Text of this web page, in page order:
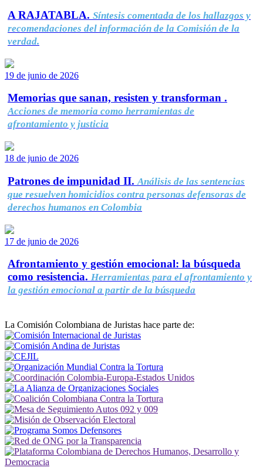
A RAJATABLA. Síntesis comentada de los hallazgos y
recomendaciones del información de la Comisión de la
verdad.
19 de junio de 2026
Memorias que sanan, resisten y transforman .
Acciones de memoria como herramientas de
afrontamiento y justicia
18 de junio de 2026
Patrones de impunidad II. Análisis de las sentencias
que resuelven homicidios contra personas defensoras de
derechos humanos en Colombia
17 de junio de 2026
Afrontamiento y gestión emocional: la búsqueda
como resistencia. Herramientas para el afrontamiento y
la gestión emocional a partir de la búsqueda
La Comisión Colombiana de Juristas hace parte de: